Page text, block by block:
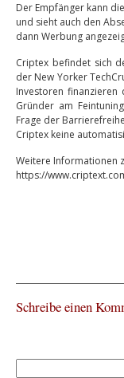
Der Empfänger kann
und sieht auch den
dann Werbung
Criptex befindet sich
der New Yorker
Investoren finanzieren
Gründer am
Frage der
Criptex keine
Weitere Informationen
https://
Schreibe einen